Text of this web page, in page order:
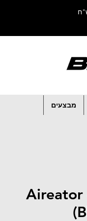
מבצעים
Aireator